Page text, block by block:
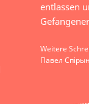
entlassen
Weitere
Павел